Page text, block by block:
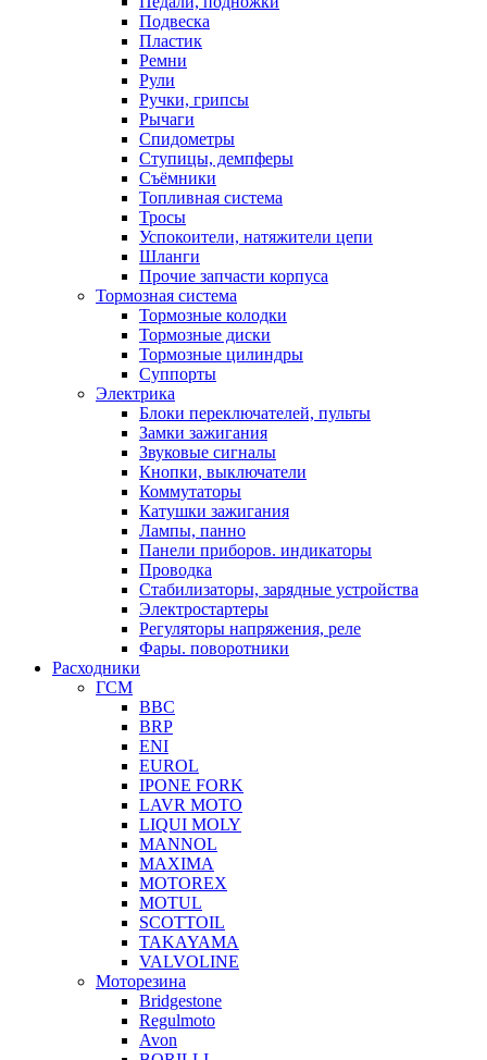
Подвеска
Пластик
Ремни
Рули
Ручки, грипсы
Рычаги
Спидометры
Ступицы, демпферы
Съёмники
Топливная система
Тросы
Успокоители, натяжители цепи
Шланги
Прочие запчасти корпуса
Тормозная система
Тормозные колодки
Тормозные диски
Тормозные цилиндры
Суппорты
Электрика
Блоки переключателей, пульты
Замки зажигания
Звуковые сигналы
Кнопки, выключатели
Коммутаторы
Катушки зажигания
Лампы, панно
Панели приборов. индикаторы
Проводка
Стабилизаторы, зарядные устройства
Электростартеры
Регуляторы напряжения, реле
Фары. поворотники
Расходники
ГСМ
BBC
BRP
ENI
EUROL
IPONE FORK
LAVR MOTO
LIQUI MOLY
MANNOL
MAXIMA
MOTOREX
MOTUL
SCOTTOIL
TAKAYAMA
VALVOLINE
Моторезина
Bridgestone
Regulmoto
Avon